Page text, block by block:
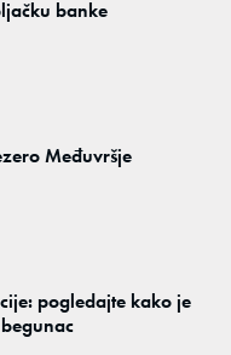
banke
Međuvršje
pogledajte kako je